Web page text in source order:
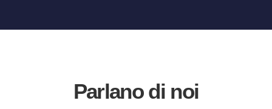
Parlano di noi